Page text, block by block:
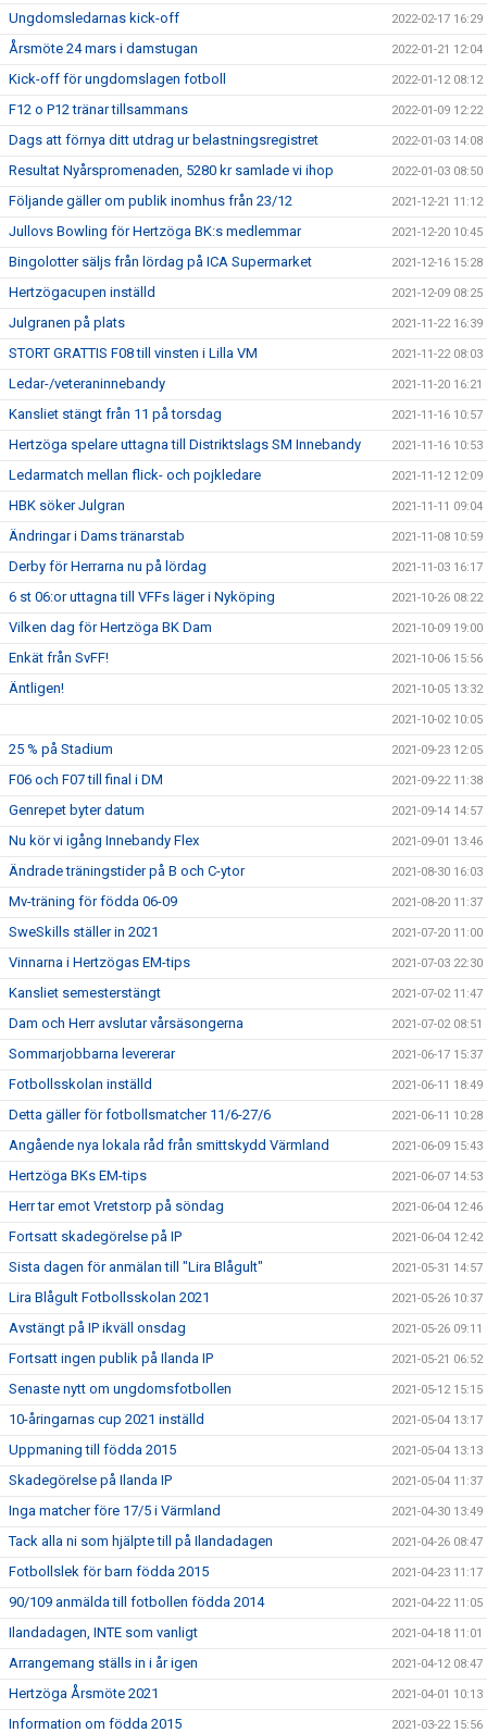
Ungdomsledarnas kick-off 2022-02-17 16:29
Årsmöte 24 mars i damstugan 2022-01-21 12:04
Kick-off för ungdomslagen fotboll 2022-01-12 08:12
F12 o P12 tränar tillsammans 2022-01-09 12:22
Dags att förnya ditt utdrag ur belastningsregistret 2022-01-03 14:08
Resultat Nyårspromenaden, 5280 kr samlade vi ihop 2022-01-03 08:50
Följande gäller om publik inomhus från 23/12 2021-12-21 11:12
Jullovs Bowling för Hertzöga BK:s medlemmar 2021-12-20 10:45
Bingolotter säljs från lördag på ICA Supermarket 2021-12-16 15:28
Hertzögacupen inställd 2021-12-09 08:25
Julgranen på plats 2021-11-22 16:39
STORT GRATTIS F08 till vinsten i Lilla VM 2021-11-22 08:03
Ledar-/veteraninnebandy 2021-11-20 16:21
Kansliet stängt från 11 på torsdag 2021-11-16 10:57
Hertzöga spelare uttagna till Distriktslags SM Innebandy 2021-11-16 10:53
Ledarmatch mellan flick- och pojkledare 2021-11-12 12:09
HBK söker Julgran 2021-11-11 09:04
Ändringar i Dams tränarstab 2021-11-08 10:59
Derby för Herrarna nu på lördag 2021-11-03 16:17
6 st 06:or uttagna till VFFs läger i Nyköping 2021-10-26 08:22
Vilken dag för Hertzöga BK Dam 2021-10-09 19:00
Enkät från SvFF! 2021-10-06 15:56
Äntligen! 2021-10-05 13:32
2021-10-02 10:05
25 % på Stadium 2021-09-23 12:05
F06 och F07 till final i DM 2021-09-22 11:38
Genrepet byter datum 2021-09-14 14:57
Nu kör vi igång Innebandy Flex 2021-09-01 13:46
Ändrade träningstider på B och C-ytor 2021-08-30 16:03
Mv-träning för födda 06-09 2021-08-20 11:37
SweSkills ställer in 2021 2021-07-20 11:00
Vinnarna i Hertzögas EM-tips 2021-07-03 22:30
Kansliet semesterstängt 2021-07-02 11:47
Dam och Herr avslutar vårsäsongerna 2021-07-02 08:51
Sommarjobbarna levererar 2021-06-17 15:37
Fotbollsskolan inställd 2021-06-11 18:49
Detta gäller för fotbollsmatcher 11/6-27/6 2021-06-11 10:28
Angående nya lokala råd från smittskydd Värmland 2021-06-09 15:43
Hertzöga BKs EM-tips 2021-06-07 14:53
Herr tar emot Vretstorp på söndag 2021-06-04 12:46
Fortsatt skadegörelse på IP 2021-06-04 12:42
Sista dagen för anmälan till "Lira Blågult" 2021-05-31 14:57
Lira Blågult Fotbollsskolan 2021 2021-05-26 10:37
Avstängt på IP ikväll onsdag 2021-05-26 09:11
Fortsatt ingen publik på Ilanda IP 2021-05-21 06:52
Senaste nytt om ungdomsfotbollen 2021-05-12 15:15
10-åringarnas cup 2021 inställd 2021-05-04 13:17
Uppmaning till födda 2015 2021-05-04 13:13
Skadegörelse på Ilanda IP 2021-05-04 11:37
Inga matcher före 17/5 i Värmland 2021-04-30 13:49
Tack alla ni som hjälpte till på Ilandadagen 2021-04-26 08:47
Fotbollslek för barn födda 2015 2021-04-23 11:17
90/109 anmälda till fotbollen födda 2014 2021-04-22 11:05
Ilandadagen, INTE som vanligt 2021-04-18 11:01
Arrangemang ställs in i år igen 2021-04-12 08:47
Hertzöga Årsmöte 2021 2021-04-01 10:13
Information om födda 2015 2021-03-22 15:56